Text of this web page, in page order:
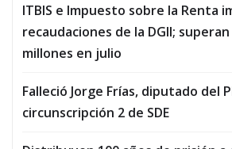
ITBIS e Impuesto sobre la Renta
recaudaciones de la DGII; superan
millones en julio
Falleció Jorge Frías, diputado del
circunscripción 2 de SDE